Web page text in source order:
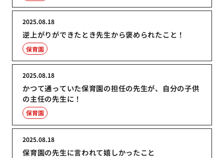
逆上がりができたとき先生から褒められたこと！
2025.08.18
保育園
かつて通っていた保育園の担任の先生が、自分の子供
の主任の先生に！
2025.08.18
保育園
保育園の先生に言われて嬉しかったこと
2025.08.18